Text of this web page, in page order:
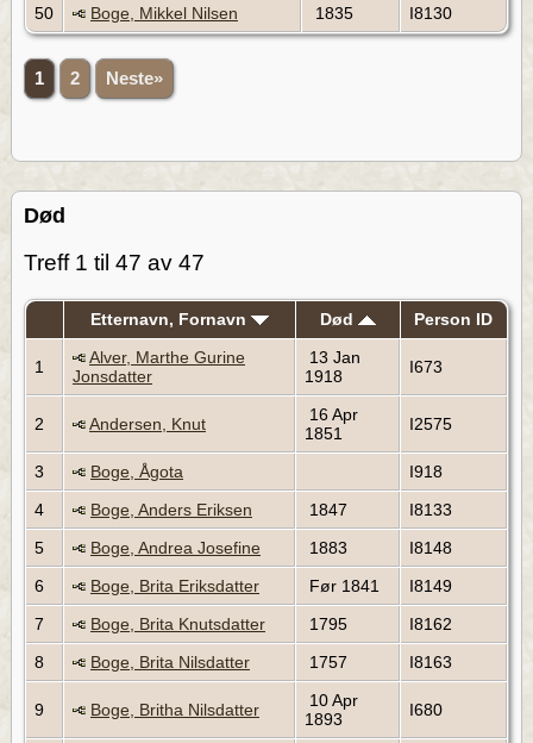
50
Boge, Mikkel Nilsen 1835 I8130
1 2 Neste»
Død
Treff 1 til 47 av 47
Etternavn, Fornavn Død Person ID
1
Alver, Marthe Gurine
Jonsdatter
13 Jan
1918
I673
2 Andersen, Knut
16 Apr
1851
I2575
3 Boge, Ågota
I918
4
Boge, Anders Eriksen 1847
I8133
5
Boge, Andrea Josefine 1883
I8148
6
Boge, Brita Eriksdatter Før 1841
I8149
7
Boge, Brita Knutsdatter 1795
I8162
8
Boge, Brita Nilsdatter 1757 I8163
9 Boge, Britha Nilsdatter
10 Apr
1893
I680